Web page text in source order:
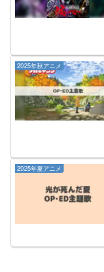
2025年秋アニメ
2025年夏アニメ